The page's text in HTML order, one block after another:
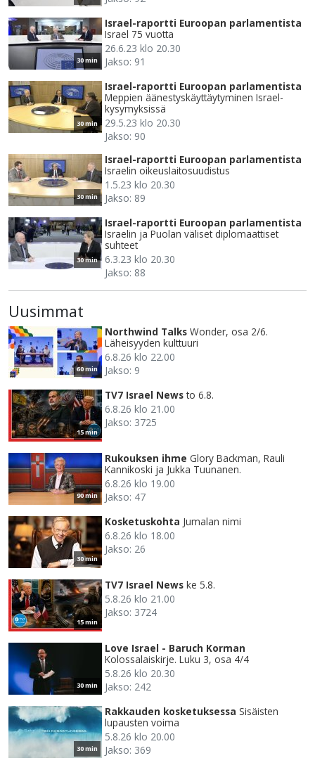
30 min
Israel-raportti Euroopan parlamentista
Israel 75 vuotta
26.6.23 klo 20.30
Jakso: 91
30 min
Israel-raportti Euroopan parlamentista
Meppien äänestyskäyttäytyminen Israel-
kysymyksissä
29.5.23 klo 20.30
Jakso: 90
30 min
Israel-raportti Euroopan parlamentista
Israelin oikeuslaitosuudistus
1.5.23 klo 20.30
Jakso: 89
30 min
Israel-raportti Euroopan parlamentista
Israelin ja Puolan väliset diplomaattiset
suhteet
6.3.23 klo 20.30
Jakso: 88
Uusimmat
60 min
Northwind Talks Wonder, osa 2/6.
Läheisyyden kulttuuri
6.8.26 klo 22.00
Jakso: 9
15 min
TV7 Israel News to 6.8.
6.8.26 klo 21.00
Jakso: 3725
90 min
Rukouksen ihme Glory Backman, Rauli
Kannikoski ja Jukka Tuunanen.
6.8.26 klo 19.00
Jakso: 47
30 min
Kosketuskohta Jumalan nimi
6.8.26 klo 18.00
Jakso: 26
15 min
TV7 Israel News ke 5.8.
5.8.26 klo 21.00
Jakso: 3724
30 min
Love Israel - Baruch Korman
Kolossalaiskirje. Luku 3, osa 4/4
5.8.26 klo 20.30
Jakso: 242
30 min
Rakkauden kosketuksessa Sisäisten
lupausten voima
5.8.26 klo 20.00
Jakso: 369